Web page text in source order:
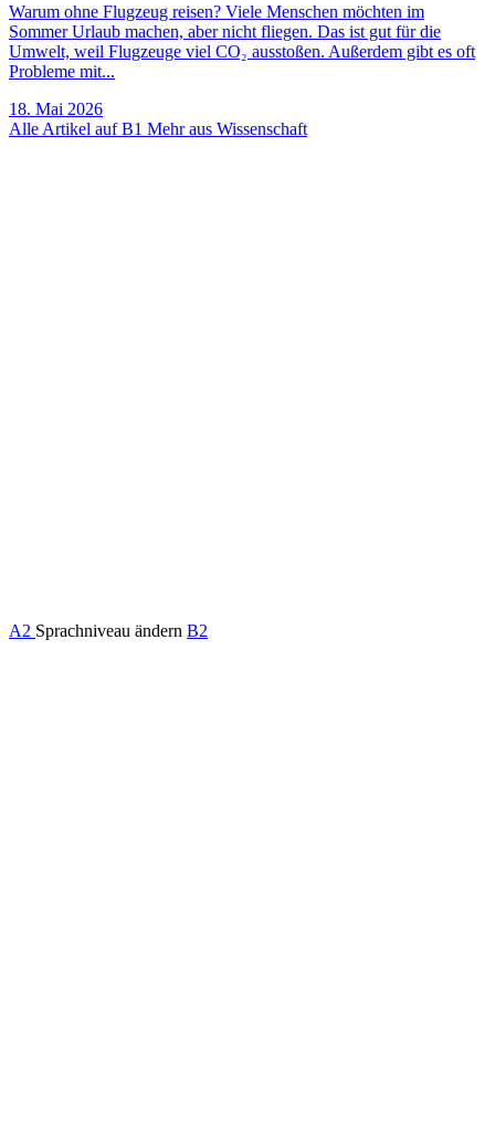
Warum ohne Flugzeug reisen? Viele Menschen möchten im
Sommer Urlaub machen, aber nicht fliegen. Das ist gut für die
Umwelt, weil Flugzeuge viel CO₂ ausstoßen. Außerdem gibt es oft
Probleme mit...
18. Mai 2026
Alle Artikel auf B1 Mehr aus Wissenschaft
A2 Sprachniveau ändern B2